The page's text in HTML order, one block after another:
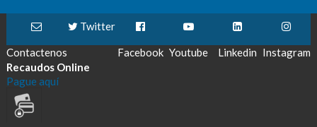
Contactenos
Twitter
Facebook Youtube Linkedin Instagram
Recaudos Online
Pague aquí